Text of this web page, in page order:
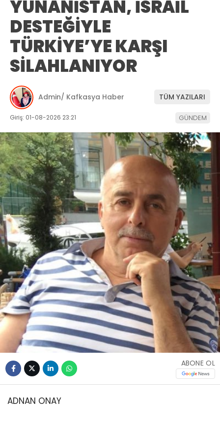
YUNANİSTAN, İSRAİL
DESTEĞİYLE
TÜRKİYE’YE KARŞI
SİLAHLANIYOR
Admin/ Kafkasya Haber TÜM YAZILARI
Giriş: 01-08-2026 23:21 GÜNDEM
ABONE OL
ADNAN ONAY